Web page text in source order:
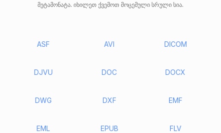
მეტამონატა. იხილეთ ქვემოთ მოცემული სრული სია.
ASF AVI DICOM
DJVU DOC DOCX
DWG DXF EMF
EML EPUB FLV